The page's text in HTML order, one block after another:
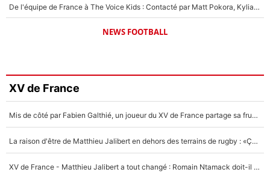
De l'équipe de France à The Voice Kids : Contacté par Matt Pokora, Kylian Mbappé a accepté de jouer un rôle inédit sur TF1 !
NEWS FOOTBALL
XV de France
Mis de côté par Fabien Galthié, un joueur du XV de France partage sa frustration : «ils ne me l’ont pas dit tout de suite»
La raison d'être de Matthieu Jalibert en dehors des terrains de rugby : «Ça m'atteint autant que si tu touches à un membre de ma famille»
XV de France - Matthieu Jalibert a tout changé : Romain Ntamack doit-il s’inquiéter pour sa place à un an de la Coupe du monde ?